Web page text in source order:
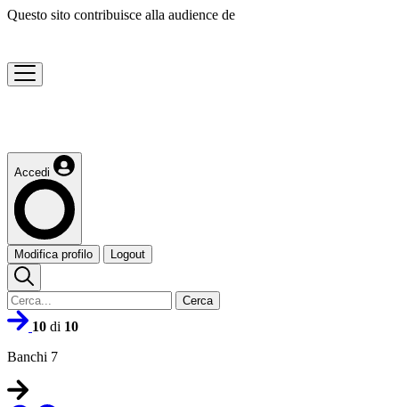
Questo sito contribuisce alla audience de
Accedi
Modifica profilo Logout
Cerca
10 di 10
Banchi 7